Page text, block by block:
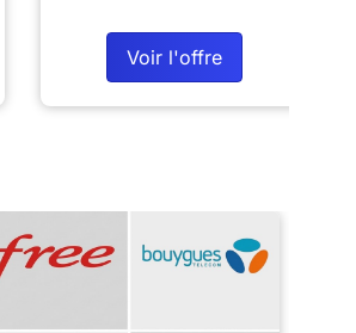
Voir l'offre